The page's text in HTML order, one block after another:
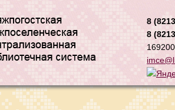
8
8